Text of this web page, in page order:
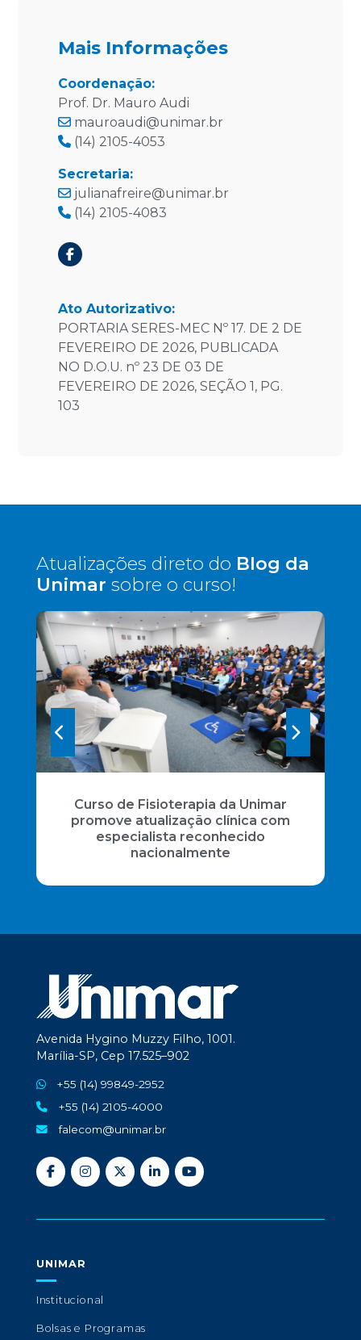
Mais Informações
Coordenação:
Prof. Dr. Mauro Audi
mauroaudi@unimar.br
(14) 2105-4053
Secretaria:
julianafreire@unimar.br
(14) 2105-4083
Ato Autorizativo:
PORTARIA SERES-MEC Nº 17. DE 2 DE
FEVEREIRO DE 2026, PUBLICADA
NO D.O.U. nº 23 DE 03 DE
FEVEREIRO DE 2026, SEÇÃO 1, PG.
103
Atualizações direto do Blog da
Unimar sobre o curso!
Curso de Fisioterapia da Unimar
promove atualização clínica com
especialista reconhecido
nacionalmente
Avenida Hygino Muzzy Filho, 1001.
Marília-SP, Cep 17.525–902
+55 (14) 99849-2952
+55 (14) 2105-4000
falecom@unimar.br
UNIMAR
Institucional
Bolsas e Programas